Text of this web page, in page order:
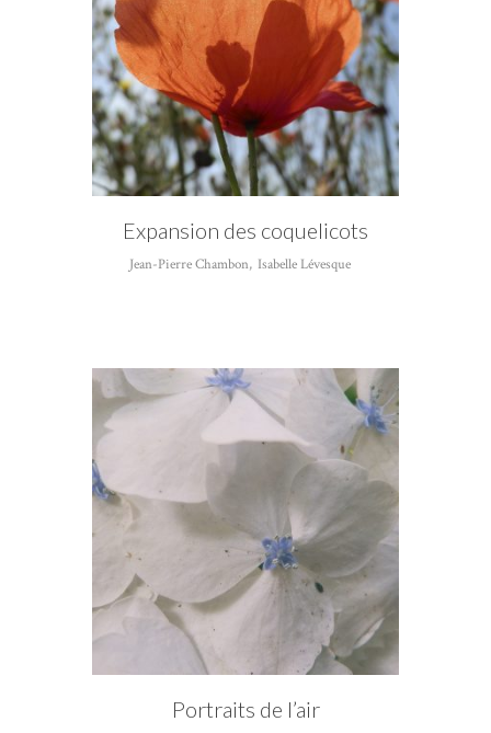
Expansion des coquelicots
Jean-Pierre Chambon, Isabelle Lévesque
Portraits de l’air